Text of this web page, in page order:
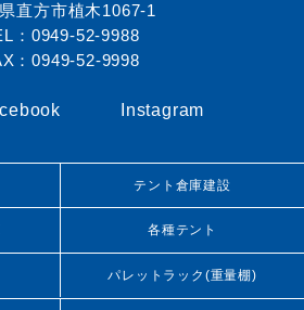
直方市植木1067-1
：0949-52-9988
：0949-52-9998
Instagram
テント倉庫建設
各種テント
パレットラック(重量棚)